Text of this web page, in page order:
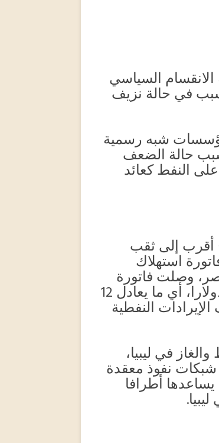
الانقسام السياسي
في حالة نزيف
شبه رسمية
حالة الضعف
على النفط كعائد
أقرب إلى ثقب
استهلاك
وصلت فاتورة
الاستهلاك في شهر مايو الماضي حوالي 1.1 مليار دولارا، أي ما يعادل 12
النفطية
في ليبيا،
نفوذ معقدة
أطرافا